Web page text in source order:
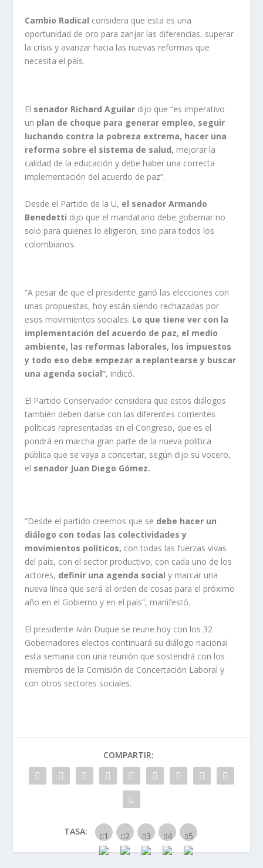
Cambio Radical considera que esta es una
oportunidad de oro para zanjar las diferencias, superar
la crisis y avanzar hacia las nuevas reformas que
necesita el país.
El senador Richard Aguilar dijo que “es imperativo
un plan de choque para generar empleo, seguir
luchando contra la pobreza extrema, hacer una
reforma sobre el sistema de salud, mejorar la
calidad de la educación y debe haber una correcta
implementación del acuerdo de paz”.
Desde el Partido de la U, el senador Armando
Benedetti dijo que el mandatario debe gobernar no
solo para quienes lo eligieron, sino para todos los
colombianos.
“A pesar de que el presidente ganó las elecciones con
unas propuestas, hoy están siendo rechazadas por
esos movimientos sociales. Lo que tiene ver con la
implementación del acuerdo de paz, el medio
ambiente, las reformas laborales, los impuestos
y todo eso debe empezar a replantearse y buscar
una agenda social”, indicó.
El Partido Conservador considera que estos diálogos
también deben darse con las diferentes corrientes
políticas representadas en el Congreso, que es el
pondrá en marcha gran parte de la nueva política
pública que se vaya a concertar, según dijo su vocero,
el senador Juan Diego Gómez.
“Desde el partido creemos que se debe hacer un
diálogo con todas las colectividades y
movimientos políticos, con todas las fuerzas vivas
del país, con el sector productivo, con cada uno de los
actores, definir una agenda socialy marcar una
nueva línea que será el orden de cosas para el próximo
año en el Gobierno y en el país”, manifestó.
El presidente Iván Duque se reune hoy con los 32
Gobernadores electos continuará su diálogo nacional
esta semana con una reunión que sostendrá con los
miembros de la Comisión de Concertación Laboral y
con otros sectores sociales.
COMPARTIR:
TASA: